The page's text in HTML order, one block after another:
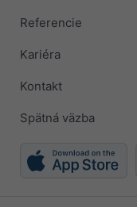
Referencie
Kariéra
Kontakt
Spätná väzba